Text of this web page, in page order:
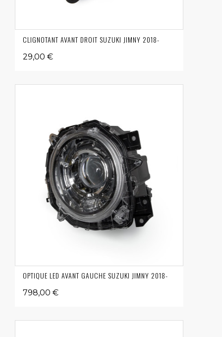
CLIGNOTANT AVANT DROIT SUZUKI JIMNY 2018-
29,00 €
OPTIQUE LED AVANT GAUCHE SUZUKI JIMNY 2018-
798,00 €